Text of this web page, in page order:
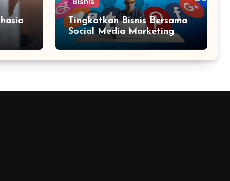
Bisnis
Tingkatkan Bisnis Bersama
Social Media Marketing
Agency